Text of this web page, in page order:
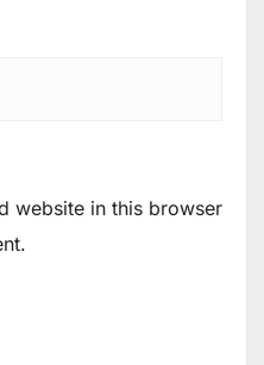
website in this browser